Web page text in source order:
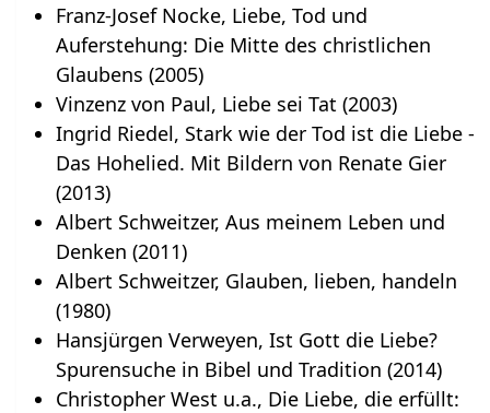
Franz-Josef Nocke, Liebe, Tod und
Auferstehung: Die Mitte des christlichen
Glaubens (2005)
Vinzenz von Paul, Liebe sei Tat (2003)
Ingrid Riedel, Stark wie der Tod ist die Liebe -
Das Hohelied. Mit Bildern von Renate Gier
(2013)
Albert Schweitzer, Aus meinem Leben und
Denken (2011)
Albert Schweitzer, Glauben, lieben, handeln
(1980)
Hansjürgen Verweyen, Ist Gott die Liebe?
Spurensuche in Bibel und Tradition (2014)
Christopher West u.a., Die Liebe, die erfüllt: